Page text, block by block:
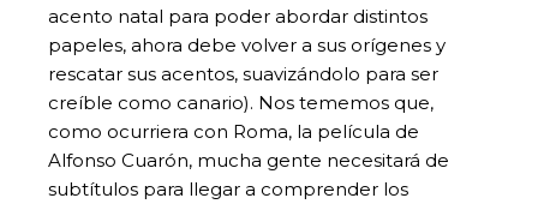
acento natal para poder abordar distintos
papeles, ahora debe volver a sus orígenes y
rescatar sus acentos, suavizándolo para ser
creíble como canario). Nos tememos que,
como ocurriera con Roma, la película de
Alfonso Cuarón, mucha gente necesitará de
subtítulos para llegar a comprender los